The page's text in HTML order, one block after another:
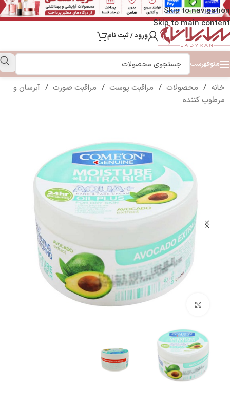
Skip to navigation
Skip to main content
ورود / ثبت نام
منوفهرست
خانه / محصولات / مراقبت پوست / مراقبت صورت / آبرسان و
مرطوب کننده
بزرگنمایی تصویر